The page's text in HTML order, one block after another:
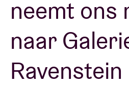
ABtv
Concertcheque
Over AB
neemt ons
naar
Ravenstein